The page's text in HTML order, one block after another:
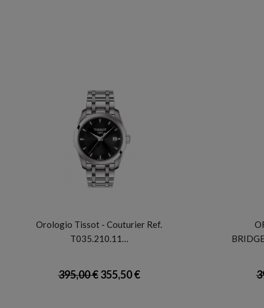
Orologio Tissot - Couturier Ref.
T035.210.11…
395,00 €355,50 €